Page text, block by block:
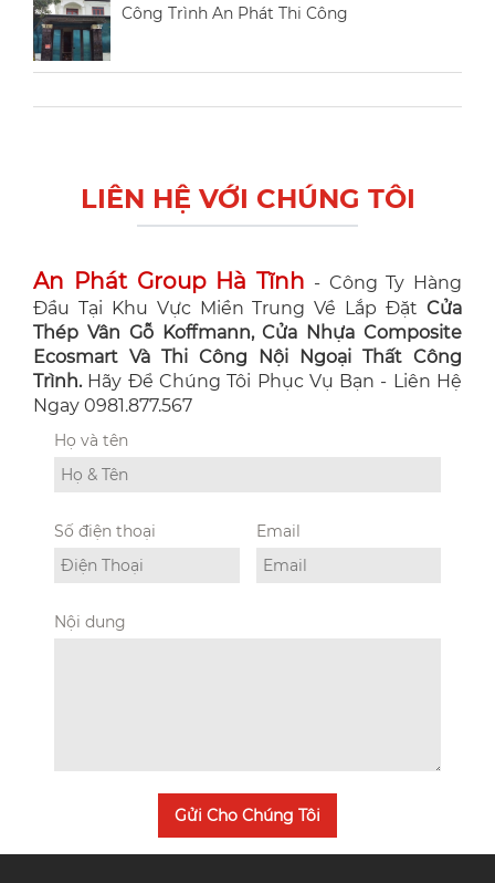
Công Trình An Phát Thi Công
LIÊN HỆ VỚI CHÚNG TÔI
An Phát Group Hà Tĩnh - Công Ty Hàng
Đầu Tại Khu Vực Miền Trung Về Lắp Đặt Cửa
Thép Vân Gỗ Koffmann, Cửa Nhựa Composite
Ecosmart Và Thi Công Nội Ngoại Thất Công
Trình. Hãy Để Chúng Tôi Phục Vụ Bạn - Liên Hệ
Ngay 0981.877.567
Họ và tên
Số điện thoại Email
Nội dung
Gửi Cho Chúng Tôi